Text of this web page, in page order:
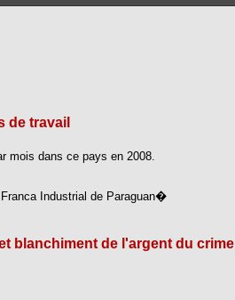
de travail
mois dans ce pays en 2008.
Industrial de Paraguan�
blanchiment de l'argent du crime